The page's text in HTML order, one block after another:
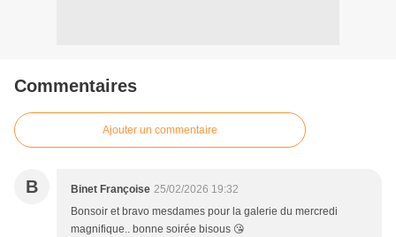
Commentaires
Ajouter un commentaire
B Binet Françoise 25/02/2026 19:32
Bonsoir et bravo mesdames pour la galerie du mercredi
magnifique.. bonne soirée bisous 😘